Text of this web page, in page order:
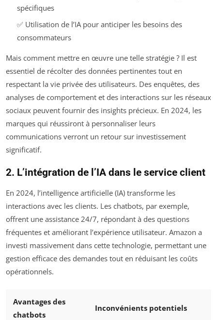
spécifiques
✅ Utilisation de l’IA pour anticiper les besoins des
consommateurs
Mais comment mettre en œuvre une telle stratégie ? Il est
essentiel de récolter des données pertinentes tout en
respectant la vie privée des utilisateurs. Des enquêtes, des
analyses de comportement et des interactions sur les réseaux
sociaux peuvent fournir des insights précieux. En 2024, les
marques qui réussiront à personnaliser leurs
communications verront un retour sur investissement
significatif.
2. L’intégration de l’IA dans le service client
En 2024, l’intelligence artificielle (IA) transforme les
interactions avec les clients. Les chatbots, par exemple,
offrent une assistance 24/7, répondant à des questions
fréquentes et améliorant l’expérience utilisateur. Amazon a
investi massivement dans cette technologie, permettant une
gestion efficace des demandes tout en réduisant les coûts
opérationnels.
Avantages des
chatbots
Inconvénients potentiels